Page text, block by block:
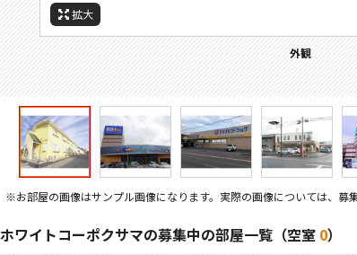
拡大
外観
拡大
周辺施設：ホームセンタ
拡大
周辺施設：ドラックスト
拡大
周辺施設：コンビニ
拡大
周辺施設：スーパー
拡大
周辺施設：銀行
拡大
※お部屋の画像はサンプル画像になります。実際の画像については、募
ホワイトコーポクサマの募集中の部屋一覧（空室 0）